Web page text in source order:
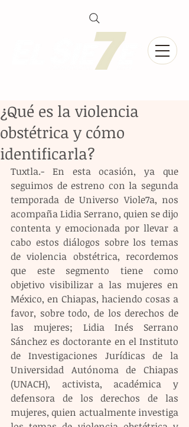
¿Qué es la violencia
obstétrica y cómo
identificarla?
Tuxtla.- En esta ocasión, ya que
seguimos de estreno con la segunda
temporada de Universo Viole7a, nos
acompaña Lidia Serrano, quien se dijo
contenta y emocionada por llevar a
cabo estos diálogos sobre los temas
de violencia obstétrica, recordemos
que este segmento tiene como
objetivo visibilizar a las mujeres en
México, en Chiapas, haciendo cosas a
favor, sobre todo, de los derechos de
las mujeres; Lidia Inés Serrano
Sánchez es doctorante en el Instituto
de Investigaciones Jurídicas de la
Universidad Autónoma de Chiapas
(UNACH), activista, académica y
defensora de los derechos de las
mujeres, quien actualmente investiga